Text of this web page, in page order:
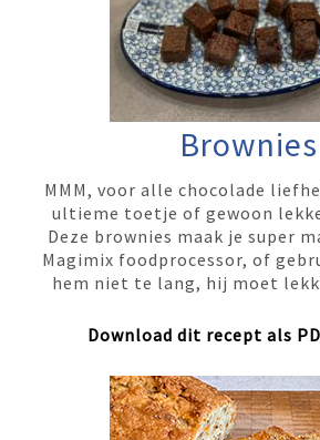
Brownies
MMM, voor alle chocolade
ultieme toetje of gewoon
Deze brownies maak je super
Magimix foodprocessor, of
hem niet te lang, hij moet
Download dit recept als